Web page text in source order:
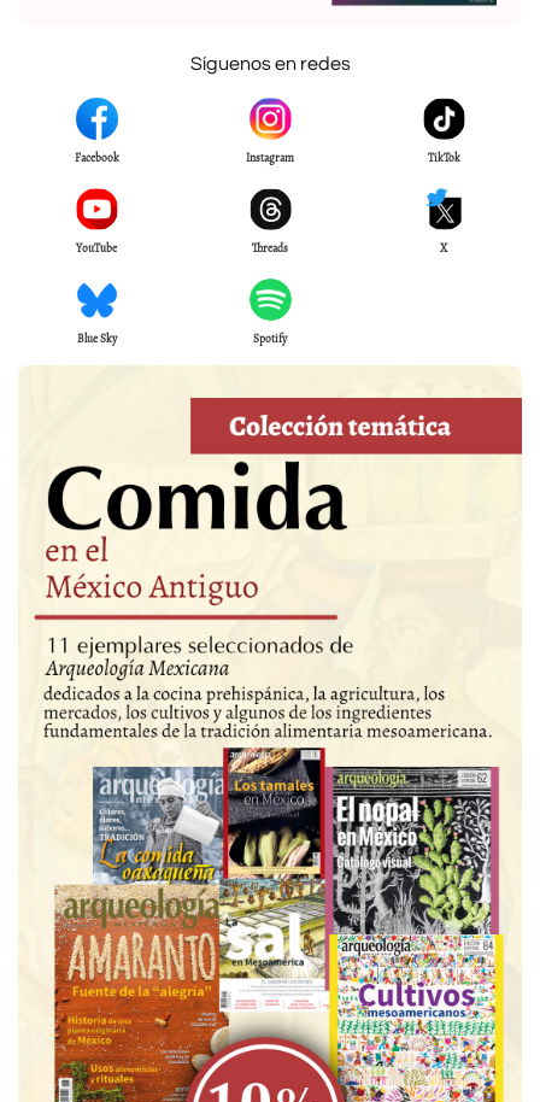
Síguenos en redes
Facebook Instagram TikTok
YouTube Threads X
Blue Sky Spotify